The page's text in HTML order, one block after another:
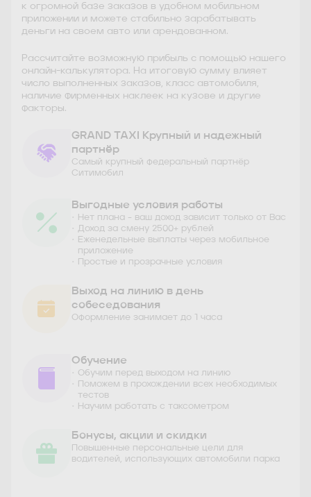
к огромной базе заказов в удобном мобильном
приложении и можете стабильно зарабатывать
деньги на своем авто или арендованном.
Рассчитайте возможную прибыль с помощью нашего
онлайн-калькулятора. На итоговую сумму влияет
число выполненных заказов, класс автомобиля,
наличие фирменных наклеек на кузове и другие
факторы.
GRAND TAXI Крупный и надежный
партнёр
Самый крупный федеральный партнёр
Ситимобил
Выгодные условия работы
Нет плана - ваш доход зависит только от Вас
Доход за смену 2500+ рублей
Еженедельные выплаты через мобильное
приложение
Простые и прозрачные условия
Выход на линию в день
собеседования
Оформление занимает до 1 часа
Обучение
Обучим перед выходом на линию
Поможем в прохождении всех необходимых
тестов
Научим работать с таксометром
Бонусы, акции и скидки
Повышенные персональные цели для
водителей, использующих автомобили парка